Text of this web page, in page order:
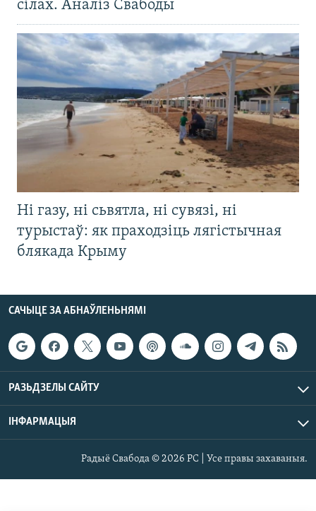
сілах. Аналіз Свабоды
Ні газу, ні сьвятла, ні сувязі, ні
турыстаў: як праходзіць лягістычная
блякада Крыму
САЧЫЦЕ ЗА АБНАЎЛЕНЬНЯМІ
РАЗЬДЗЕЛЫ САЙТУ
ІНФАРМАЦЫЯ
Радыё Свабода © 2026 РС | Усе правы захаваныя.